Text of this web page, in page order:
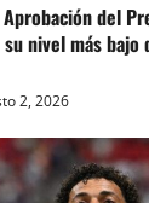
del
nivel más bajo
2, 2026